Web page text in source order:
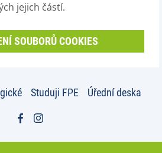
jejich částí.
SOUBORŮ COOKIES
Studuji FPE Úřední deska